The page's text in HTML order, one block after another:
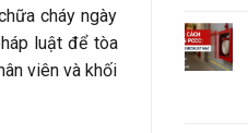
cháy ngày
luật để tòa
viên và khối